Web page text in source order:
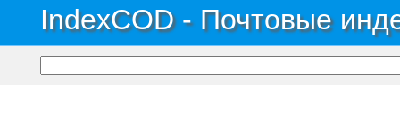
IndexCOD - Почтовые